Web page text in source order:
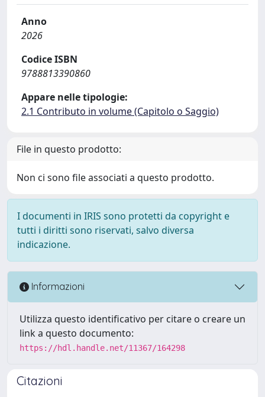
Anno
2026
Codice ISBN
9788813390860
Appare nelle tipologie:
2.1 Contributo in volume (Capitolo o Saggio)
File in questo prodotto:
Non ci sono file associati a questo prodotto.
I documenti in IRIS sono protetti da copyright e
tutti i diritti sono riservati, salvo diversa
indicazione.
Informazioni
Utilizza questo identificativo per citare o creare un
link a questo documento:
https://hdl.handle.net/11367/164298
Citazioni